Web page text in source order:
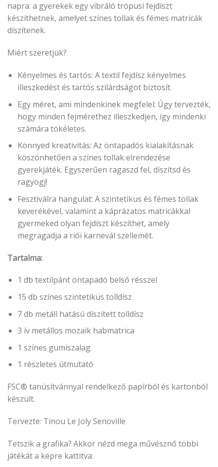
napra: a gyerekek egy vibráló trópusi fejdíszt
készíthetnek, amelyet színes tollak és fémes matricák
díszítenek.
Miért szeretjük?
Kényelmes és tartós: A textil fejdísz kényelmes
illeszkedést és tartós szilárdságot biztosít.
Egy méret, ami mindenkinek megfelel: Úgy tervezték,
hogy minden fejmérethez illeszkedjen, így mindenki
számára tökéletes.
Könnyed kreativitás: Az öntapadós kialakításnak
köszönhetően a színes tollak elrendezése
gyerekjáték. Egyszerűen ragaszd fel, díszítsd és
ragyogj!
Fesztiválra hangulat: A szintetikus és fémes tollak
keverékével, valamint a káprázatos matricákkal
gyermeked olyan fejdíszt készíthet, amely
megragadja a riói karnevál szellemét.
Tartalma:
1 db textilpánt öntapadó belső résszel
15 db színes szintetikus tolldísz
7 db metáll hatású díszített tolldísz
3 ív metállos mozaik habmatrica
1 színes gumiszalag
1 részletes útmutató
FSC® tanúsítvánnyal rendelkező papírból és kartonból
készült.
Tervezte: Tinou Le Joly Senoville
Tetszik a grafika? Akkor nézd mega művésznő többi
játékát a képre kattitva: